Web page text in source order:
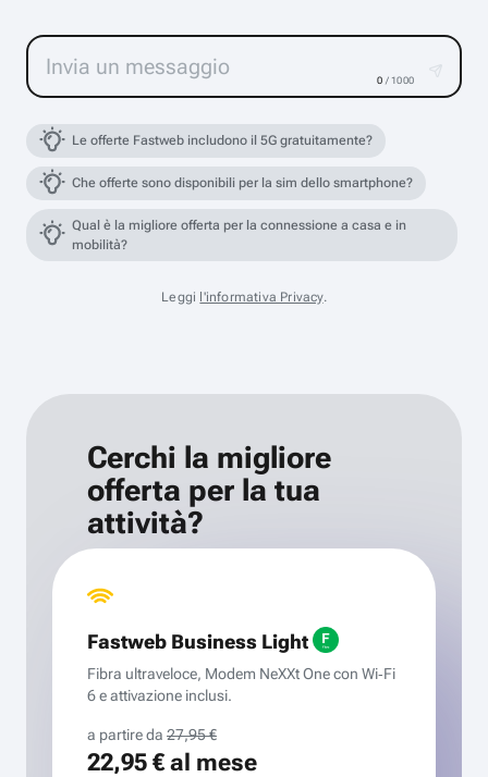
0 / 1000
Le offerte Fastweb includono il 5G gratuitamente?
Che offerte sono disponibili per la sim dello smartphone?
Qual è la migliore offerta per la connessione a casa e in
mobilità?
Leggi l'informativa Privacy.
Cerchi la migliore
offerta per la tua
attività?
Fastweb Business Light
Fibra ultraveloce, Modem NeXXt One con Wi‑Fi
6 e attivazione inclusi.
a partire da 27,95 €
22,95 €al mese